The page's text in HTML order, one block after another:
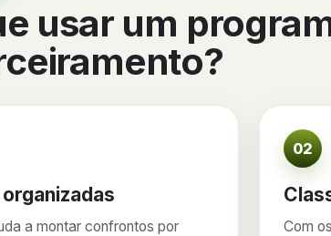
usar um
a montar confrontos por
02
Com